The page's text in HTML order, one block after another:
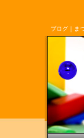
ブログ｜ま